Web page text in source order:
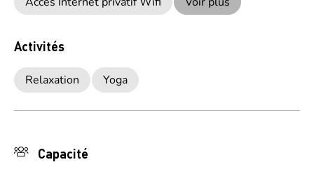
Activités
Relaxation Yoga
Capacité